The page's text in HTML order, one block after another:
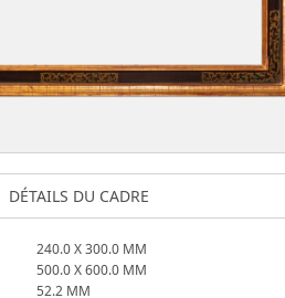
DÉTAILS DU CADRE
240.0X300.0 MM
500.0X600.0 MM
52.2 MM